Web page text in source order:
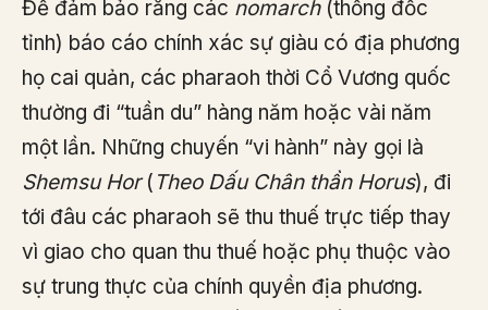
Để đảm bảo rằng các nomarch(thống đốc
tỉnh) báo cáo chính xác sự giàu có địa phương
họ cai quản, các pharaoh thời Cổ Vương quốc
thường đi “tuần du” hàng năm hoặc vài năm
một lần. Những chuyến “vi hành” này gọi là
Shemsu Hor( Theo Dấu Chân thần Horus), đi
tới đâu các pharaoh sẽ thu thuế trực tiếp thay
vì giao cho quan thu thuế hoặc phụ thuộc vào
sự trung thực của chính quyền địa phương.